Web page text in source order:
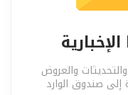
والعروض
صندوق الوارد